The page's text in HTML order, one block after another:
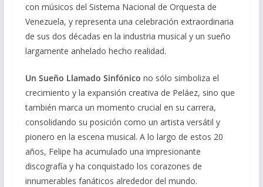
con músicos del Sistema Nacional de Orquesta de
Venezuela, y representa una celebración extraordinaria
de sus dos décadas en la industria musical y un sueño
largamente anhelado hecho realidad.
Un Sueño Llamado Sinfónico no sólo simboliza el
crecimiento y la expansión creativa de Peláez, sino que
también marca un momento crucial en su carrera,
consolidando su posición como un artista versátil y
pionero en la escena musical. A lo largo de estos 20
años, Felipe ha acumulado una impresionante
discografía y ha conquistado los corazones de
innumerables fanáticos alrededor del mundo.